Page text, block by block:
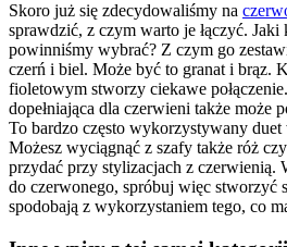
Skoro już się zdecydowaliśmy na
sprawdzić, z czym warto je łączyć.
powinniśmy wybrać? Z czym go
czerń i biel. Może być to granat i brąz.
fioletowym stworzy ciekawe
dopełniająca dla czerwieni także może
To bardzo często wykorzystywany
Możesz wyciągnąć z szafy także róż
przydać przy stylizacjach z czerwienią.
do czerwonego, spróbuj więc stworzyć
spodobają z wykorzystaniem tego, co